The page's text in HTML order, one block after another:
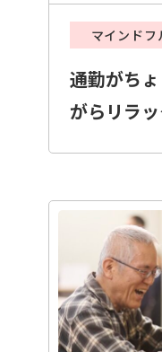
マインドフ
通勤がち
がらリラ